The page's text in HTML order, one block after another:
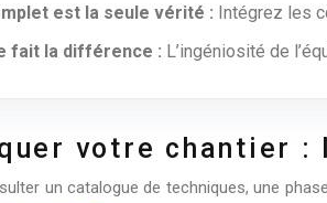
est la seule vérité : Intégrez les
fait la différence : L’ingéniosité de
votre chantier :
un catalogue de techniques, une